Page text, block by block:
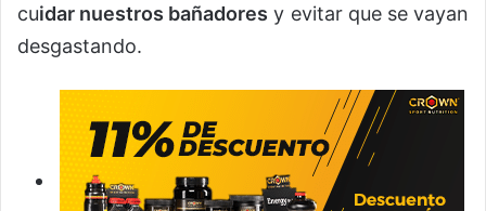
cuidar nuestros bañadores y evitar que se vayan
desgastando.